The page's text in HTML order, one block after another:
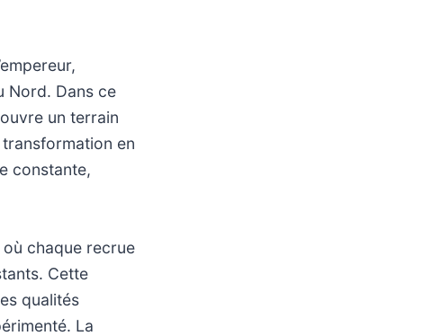
Nord. Dans ce
un terrain
en
constante,
chaque recrue
Cette
qualités
La